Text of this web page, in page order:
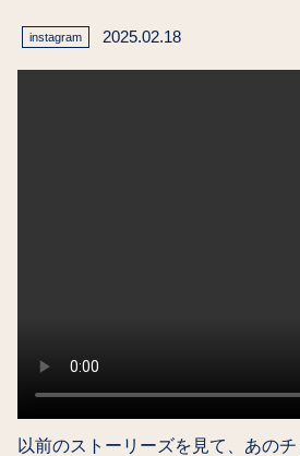
instagram 2025.02.18
以前のストーリーズを見て、あの